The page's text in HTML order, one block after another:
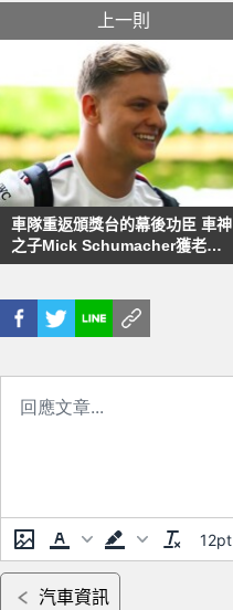
上一則
車隊重返頒獎台的幕後功臣 車神
之子Mick Schumacher獲老闆
讚賞
12pt
汽車資訊